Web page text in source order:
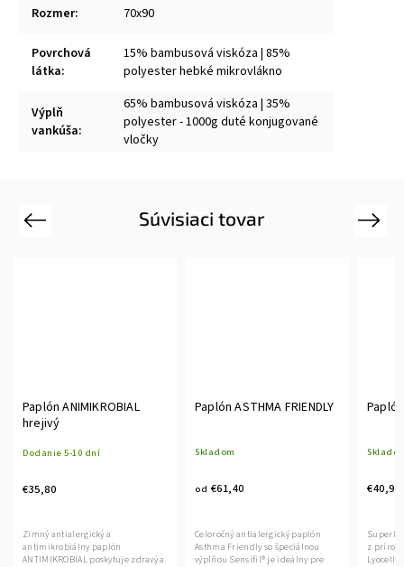
Rozmer: 70x90
Povrchová
látka:
15% bambusová viskóza | 85%
polyester hebké mikrovlákno
Výplň
vankúša:
65% bambusová viskóza | 35%
polyester - 1000g duté konjugované
vločky
Súvisiaci tovar
Previous
Paplón ANIMIKROBIAL
hrejivý
Dodanie 5-10 dní
€35,80
Zimný antialergický a
antimikrobiálny paplón
ANTIMIKROBIAL poskytuje zdravý a
Paplón ASTHMA FRIENDLY
Skladom
od €61,40
Celoročný antialergický paplón
Asthma Friendly so špeciálnou
výplňou Sensifil® je ideálny pre
€40,90
z
Lyocell
Next